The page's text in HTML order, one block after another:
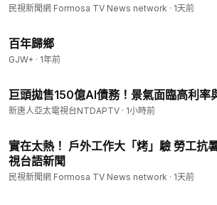
民視新聞網 Formosa TV News network · 1天前
百年歸鄉
GJW+ · 1年前
巨頭拋售150億AI債務！景氣面臨高利率
新唐人亞太電視台NTDAPTV · 1小時前
實在太熱！ 戶外工作大「烤」驗 勞工抗暑法寶盡出－民
視台語新聞
民視新聞網 Formosa TV News network · 1天前